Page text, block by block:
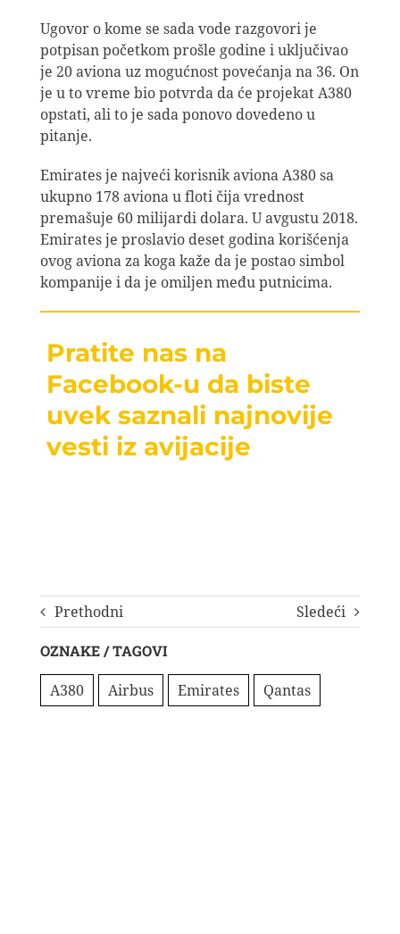
Ugovor o kome se sada vode razgovori je
potpisan početkom prošle godine i uključivao
je 20 aviona uz mogućnost povećanja na 36. On
je u to vreme bio potvrda da će projekat A380
opstati, ali to je sada ponovo dovedeno u
pitanje.
Emirates je najveći korisnik aviona A380 sa
ukupno 178 aviona u floti čija vrednost
premašuje 60 milijardi dolara. U avgustu 2018.
Emirates je proslavio deset godina korišćenja
ovog aviona za koga kaže da je postao simbol
kompanije i da je omiljen među putnicima.
Pratite nas na
Facebook-u da biste
uvek saznali najnovije
vesti iz avijacije
Prethodni Sledeći
OZNAKE / TAGOVI
A380 Airbus Emirates Qantas